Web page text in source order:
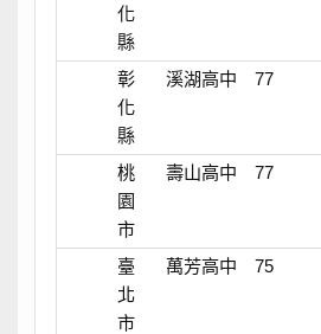
化
縣
彰
化
縣
溪湖高中 77
桃
園
市
壽山高中 77
臺
北
市
萬芳高中 75